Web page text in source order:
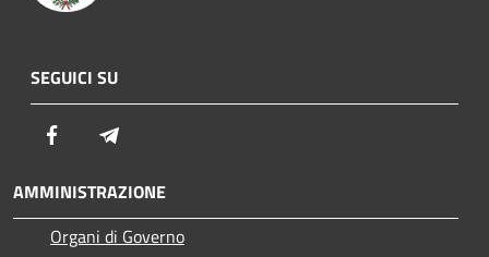
SEGUICI SU
Facebook
AMMINISTRAZIONE
Organi di Governo